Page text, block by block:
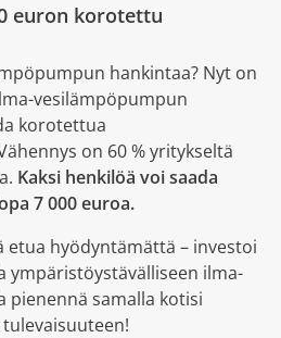
euron korotettu
hankintaa? Nyt on
vesilämpöpumpun
korotettua
on 60 % yritykseltä
Kaksi henkilöä voi saada
7 000 euroa.
etua hyödyntämättä – investoi
ympäristöystävälliseen ilma-
pienennä samalla kotisi